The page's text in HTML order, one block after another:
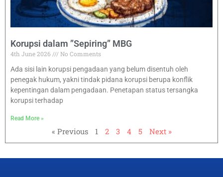
Korupsi dalam ”Sepiring” MBG
4th June 2026
No Comments
Ada sisi lain korupsi pengadaan yang belum disentuh oleh
penegak hukum, yakni tindak pidana korupsi berupa konflik
kepentingan dalam pengadaan. Penetapan status tersangka
korupsi terhadap
Read More »
« Previous 1 2 3 4 5 Next »